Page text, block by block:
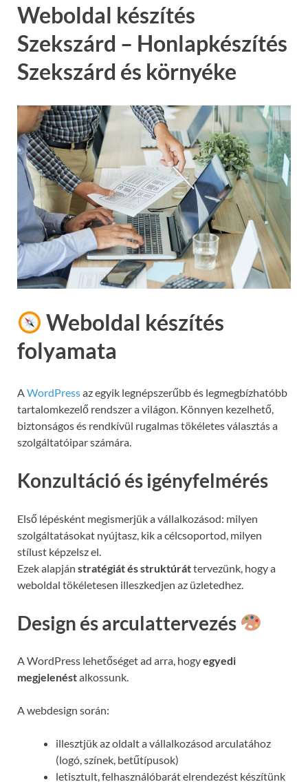
Weboldal készítés
Szekszárd – Honlapkészítés
Szekszárd és környéke
Weboldal készítés
folyamata
AWordPressaz egyik legnépszerűbb és legmegbízhatóbb
tartalomkezelő rendszer a világon. Könnyen kezelhető,
biztonságos és rendkívül rugalmas tökéletes választás a
szolgáltatóipar számára.
Konzultáció és igényfelmérés
Első lépésként megismerjük a vállalkozásod: milyen
szolgáltatásokat nyújtasz, kik a célcsoportod, milyen
stílust képzelsz el.
Ezek alapján stratégiát és struktúráttervezünk, hogy a
weboldal tökéletesen illeszkedjen az üzletedhez.
Design és arculattervezés
A WordPress lehetőséget ad arra, hogyegyedi
megjelenéstalkossunk.
A webdesign során:
illesztjük az oldalt a vállalkozásod arculatához
(logó, színek, betűtípusok)
letisztult, felhasználóbarát elrendezést készítünk